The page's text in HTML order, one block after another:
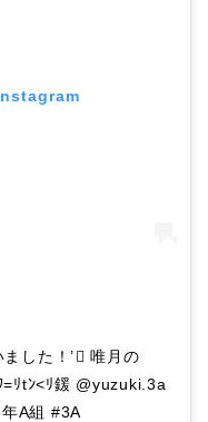
した！ ’ 唯月の
ﾘtﾝ<ﾘ鍰 @yuzuki.3a
年A組 #3A